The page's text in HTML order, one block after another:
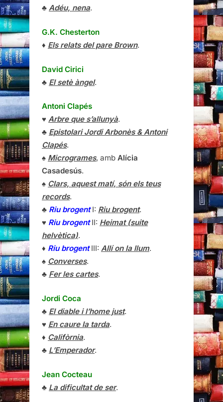
♣ Adéu, nena.
G.K. Chesterton
♦ Els relats del pare Brown.
David Cirici
♣ El setè àngel.
Antoni Clapés
♥ Arbre que s’allunyà.
♣ Epistolari Jordi Arbonès & Antoni
Clapés.
♠ Microgrames, amb Alícia
Casadesús.
♠ Clars, aquest matí, són els teus
records.
♣ Riu brogentI: Riu brogent.
♥ Riu brogentII: Heimat (suite
helvètica).
♦ Riu brogentIII: Allí on la llum.
♠ Converses.
♣ Fer les cartes.
Jordi Coca
♣ El diable i l’home just.
♥ En caure la tarda.
♦ Califòrnia.
♣ L’Emperador.
Jean Cocteau
♣ La dificultat de ser.